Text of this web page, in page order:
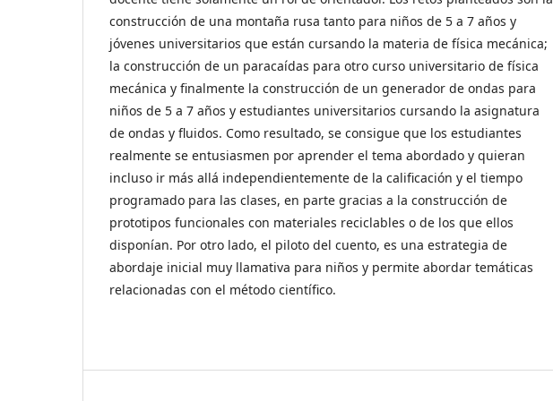
construcción de una montaña rusa tanto para niños de 5 a 7 años y
jóvenes universitarios que están cursando la materia de física mecánica;
la construcción de un paracaídas para otro curso universitario de física
mecánica y finalmente la construcción de un generador de ondas para
niños de 5 a 7 años y estudiantes universitarios cursando la asignatura
de ondas y fluidos. Como resultado, se consigue que los estudiantes
realmente se entusiasmen por aprender el tema abordado y quieran
incluso ir más allá independientemente de la calificación y el tiempo
programado para las clases, en parte gracias a la construcción de
prototipos funcionales con materiales reciclables o de los que ellos
disponían. Por otro lado, el piloto del cuento, es una estrategia de
abordaje inicial muy llamativa para niños y permite abordar temáticas
relacionadas con el método científico.